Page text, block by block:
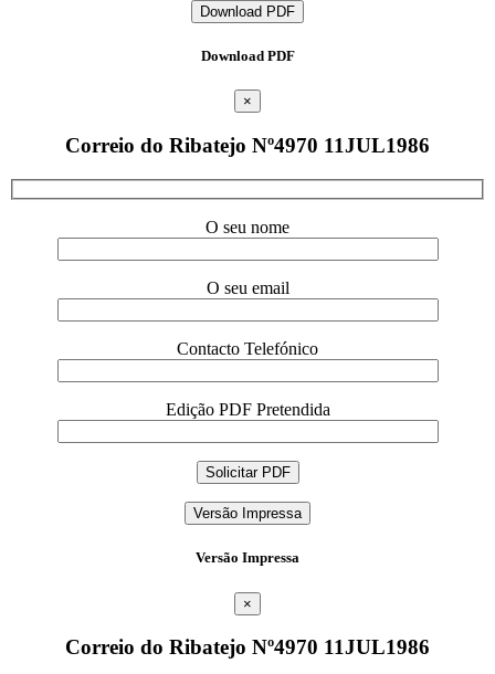
Download PDF
Download PDF
×
Correio do Ribatejo Nº4970 11JUL1986
O seu nome
O seu email
Contacto Telefónico
Edição PDF Pretendida
Versão Impressa
Versão Impressa
×
Correio do Ribatejo Nº4970 11JUL1986